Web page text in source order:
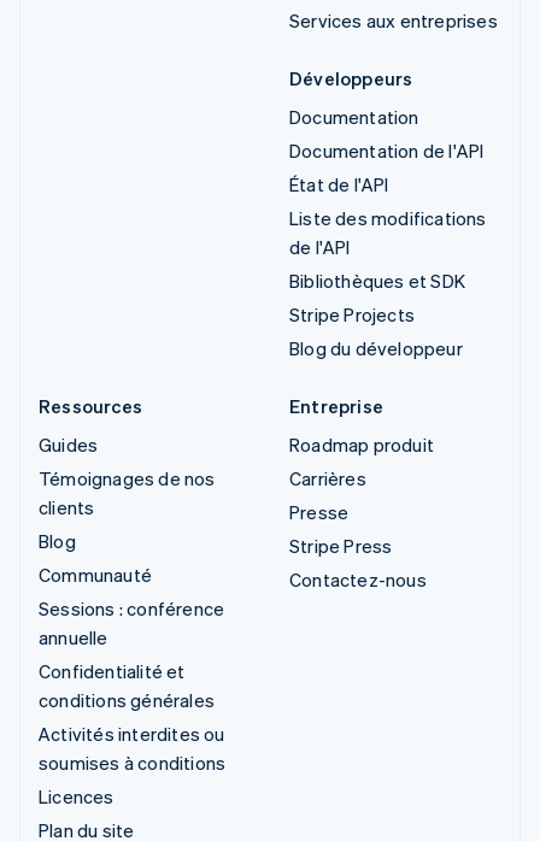
Services aux entreprises
Développeurs
Documentation
Documentation de l'API
État de l'API
Liste des modifications
de l'API
Bibliothèques et SDK
Stripe Projects
Blog du développeur
Ressources
Guides
Témoignages de nos
clients
Blog
Communauté
Sessions : conférence
annuelle
Confidentialité et
conditions générales
Activités interdites ou
soumises à conditions
Licences
Plan du site
Entreprise
Roadmap produit
Carrières
Presse
Stripe Press
Contactez-nous